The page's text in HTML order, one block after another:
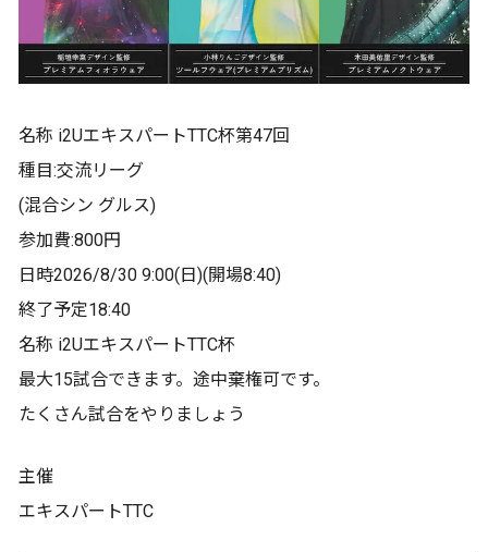
名称 i2UエキスパートTTC杯第47回
種目:交流リーグ
(混合シン グルス)
参加費:800円
日時2026/8/30 9:00(日)(開場8:40)
終了予定18:40
名称 i2UエキスパートTTC杯
最大15試合できます。途中棄権可です。
たくさん試合をやりましょう
主催
エキスパートTTC